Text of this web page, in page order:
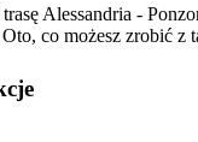
Alessandria -
co możesz zrobić z